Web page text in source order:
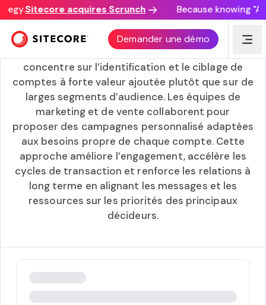
Sitecore acquires Scrunch Because knowing
Demander une démo
Marketing basé sur les comptes (ABM)
L’ABM est une stratégie marketing B2B qui se
concentre sur l’identification et le ciblage de
comptes à forte valeur ajoutée plutôt que sur de
larges segments d’audience. Les équipes de
marketing et de vente collaborent pour
proposer des campagnes personnalisé adaptées
aux besoins propre de chaque compte. Cette
approche améliore l’engagement, accélère les
cycles de transaction et renforce les relations à
long terme en alignant les messages et les
ressources sur les priorités des principaux
décideurs.